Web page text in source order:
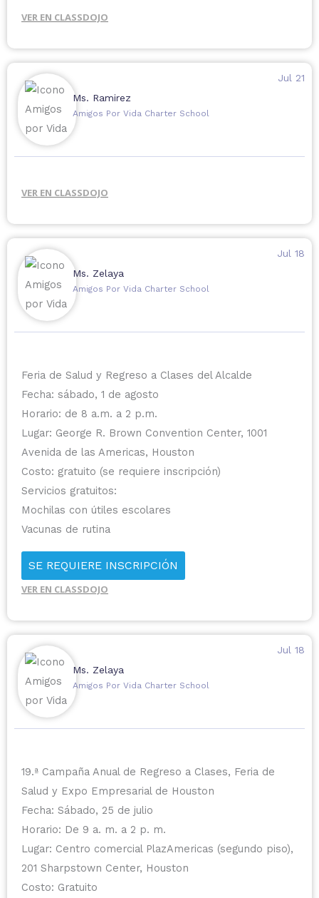
¡Nos vemos mañana!
VER EN CLASSDOJO
Ms. Ramirez
Jul 21
Amigos Por Vida Charter School
VER EN CLASSDOJO
Ms. Zelaya
Jul 18
Amigos Por Vida Charter School
Feria de Salud y Regreso a Clases del Alcalde
Fecha: sábado, 1 de agosto
Horario: de 8 a.m. a 2 p.m.
Lugar: George R. Brown Convention Center, 1001
Avenida de las Americas, Houston
Costo: gratuito (se requiere inscripción)
Servicios gratuitos:
Mochilas con útiles escolares
Vacunas de rutina
Revisiones dentales y selladores
Exámenes de la vista
Evaluaciones de salud mental
SE REQUIERE INSCRIPCIÓN
VER EN CLASSDOJO
Ms. Zelaya
Jul 18
Amigos Por Vida Charter School
19.ª Campaña Anual de Regreso a Clases, Feria de
Salud y Expo Empresarial de Houston
Fecha: Sábado, 25 de julio
Horario: De 9 a. m. a 2 p. m.
Lugar: Centro comercial PlazAmericas (segundo piso),
201 Sharpstown Center, Houston
Costo: Gratuito